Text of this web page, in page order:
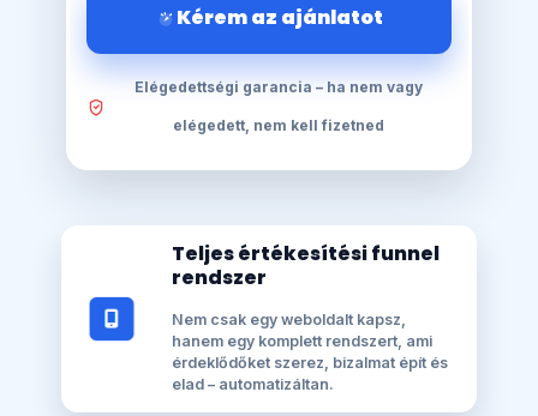
Kérem az ajánlatot
Elégedettségi garancia – ha nem vagy
elégedett, nem kell fizetned
Teljes értékesítési funnel
rendszer
Nem csak egy weboldalt kapsz,
hanem egy komplett rendszert, ami
érdeklődőket szerez, bizalmat épít és
elad – automatizáltan.